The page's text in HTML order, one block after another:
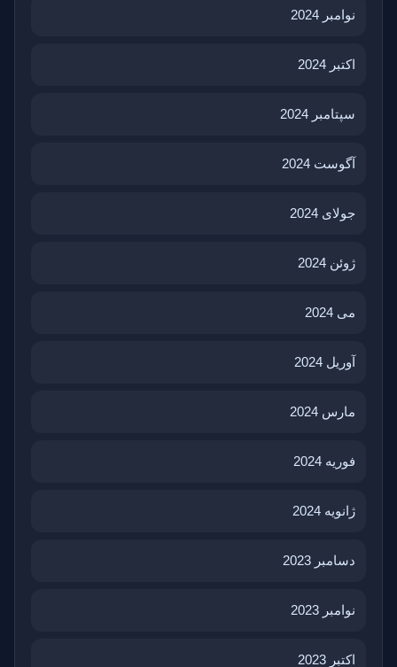
نوامبر 2024
اکتبر 2024
سپتامبر 2024
آگوست 2024
جولای 2024
ژوئن 2024
می 2024
آوریل 2024
مارس 2024
فوریه 2024
ژانویه 2024
دسامبر 2023
نوامبر 2023
اکتبر 2023